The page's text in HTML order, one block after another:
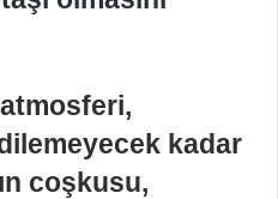
kadar
coşkusu,